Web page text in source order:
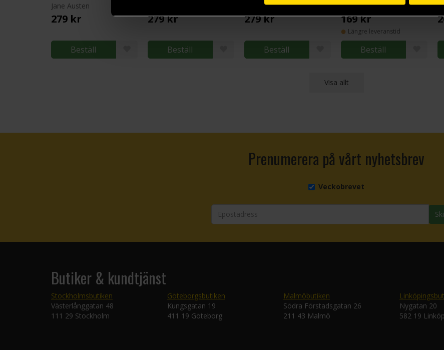
Jane Austen
279 kr
Beställ
279 kr
Beställ
Jane Austen
279 kr
Beställ
Jane Austen
169 kr
Längre leveranstid
Beställ
Visa allt
Prenumerera på vårt nyhetsbrev
Veckobrevet
Butiker & kundtjänst
Stockholmsbutiken
Västerlånggatan 48
111 29 Stockholm
Göteborgsbutiken
Kungsgatan 19
411 19 Göteborg
Malmöbutiken
Södra Förstadsgatan 26
211 43 Malmö
Nygatan 20
582 19